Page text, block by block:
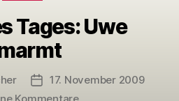
Tages: Uwe
Veröffentlichungsdatum
17. November 2009
Kommentarezu